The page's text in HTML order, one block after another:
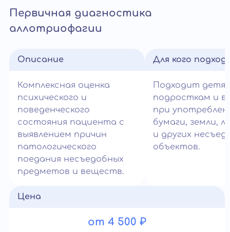
Первичная диагностика
аллотриофагии
Описание
Комплексная оценка
психического и
поведенческого
состояния пациента с
выявлением причин
патологического
поедания несъедобных
предметов и веществ.
Для кого
Подходит
подросткам и
при
бумаги, земли,
и других
объектов.
Цена
от 4 500 ₽